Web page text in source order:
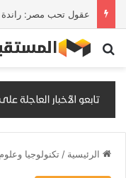
بحث عن
الرئيسية / تكنولوجيا وعلوم